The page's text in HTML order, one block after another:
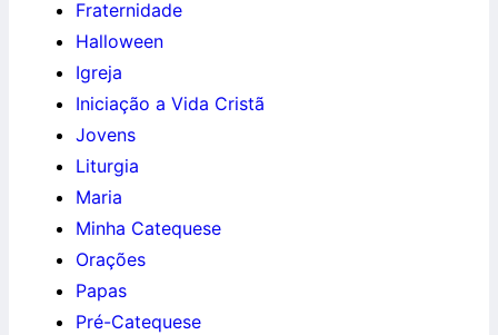
Fraternidade
Halloween
Igreja
Iniciação a Vida Cristã
Jovens
Liturgia
Maria
Minha Catequese
Orações
Papas
Pré-Catequese